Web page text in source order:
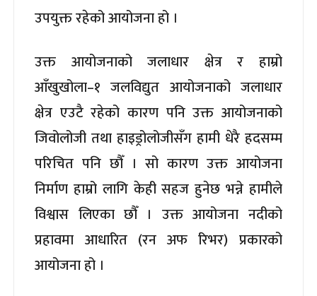
उपयुक्त रहेको आयोजना हो ।
उक्त आयोजनाको जलाधार क्षेत्र र हाम्रो
आँखुखोला–१ जलविद्युत आयोजनाको जलाधार
क्षेत्र एउटै रहेको कारण पनि उक्त आयोजनाको
जिवोलोजी तथा हाइड्रोलोजीसँग हामी धेरै हदसम्म
परिचित पनि छौँ । सो कारण उक्त आयोजना
निर्माण हाम्रो लागि केही सहज हुनेछ भन्ने हामीले
विश्वास लिएका छौँ । उक्त आयोजना नदीको
प्रहावमा आधारित (रन अफ रिभर) प्रकारको
आयोजना हो ।